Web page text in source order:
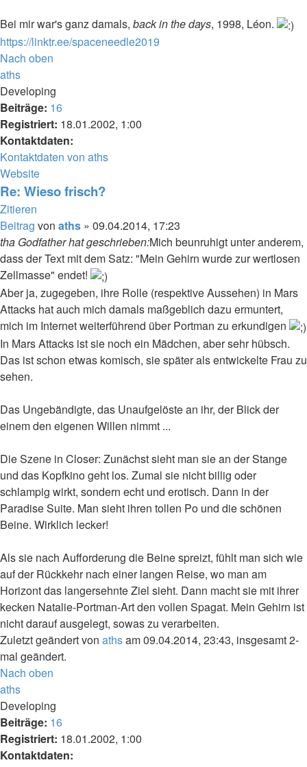
Bei mir war's ganz damals, back in the days, 1998, Léon.
https://linktr.ee/spaceneedle2019
Nach oben
aths
Developing
Beiträge: 16
Registriert: 18.01.2002, 1:00
Kontaktdaten:
Kontaktdaten von aths
Website
Re: Wieso frisch?
Zitieren
Beitrag von aths » 09.04.2014, 17:23
tha Godfather hat geschrieben:Mich beunruhigt unter anderem,
dass der Text mit dem Satz: "Mein Gehirn wurde zur wertlosen
Zellmasse" endet!
Aber ja, zugegeben, ihre Rolle (respektive Aussehen) in Mars
Attacks hat auch mich damals maßgeblich dazu ermuntert,
mich im Internet weiterführend über Portman zu erkundigen
In Mars Attacks ist sie noch ein Mädchen, aber sehr hübsch.
Das ist schon etwas komisch, sie später als entwickelte Frau zu
sehen.
Das Ungebändigte, das Unaufgelöste an ihr, der Blick der
einem den eigenen Willen nimmt ...
Die Szene in Closer: Zunächst sieht man sie an der Stange
und das Kopfkino geht los. Zumal sie nicht billig oder
schlampig wirkt, sondern echt und erotisch. Dann in der
Paradise Suite. Man sieht ihren tollen Po und die schönen
Beine. Wirklich lecker!
Als sie nach Aufforderung die Beine spreizt, fühlt man sich wie
auf der Rückkehr nach einer langen Reise, wo man am
Horizont das langersehnte Ziel sieht. Dann macht sie mit ihrer
kecken Natalie-Portman-Art den vollen Spagat. Mein Gehirn ist
nicht darauf ausgelegt, sowas zu verarbeiten.
Zuletzt geändert von athsam 09.04.2014, 23:43, insgesamt 2-
mal geändert.
Nach oben
aths
Developing
Beiträge: 16
Registriert: 18.01.2002, 1:00
Kontaktdaten: